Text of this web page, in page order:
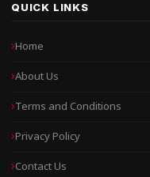
QUICK LINKS
Home
About Us
Terms and Conditions
Privacy Policy
Contact Us